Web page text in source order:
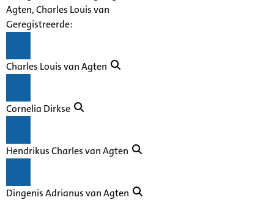
Agten, Charles Louis van
Geregistreerde:
Charles Louis van Agten
Cornelia Dirkse
Hendrikus Charles van Agten
Dingenis Adrianus van Agten